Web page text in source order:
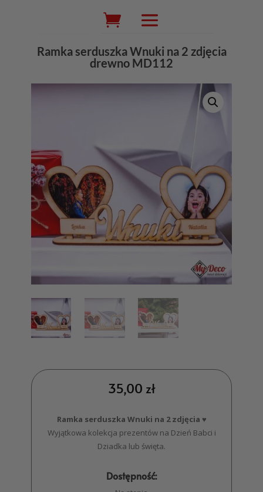
Wyszukiwarka
produktów
Ramka serduszka Wnuki na 2 zdjęcia
drewno MD112
35,00 zł
Ramka serduszka Wnuki na 2 zdjęcia ♥
Wyjątkowa kolekcja prezentów na Dzień Babci i
Dziadka lub święta.
Dostępność: